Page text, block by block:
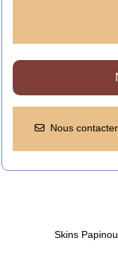
Nous contacter
Skins